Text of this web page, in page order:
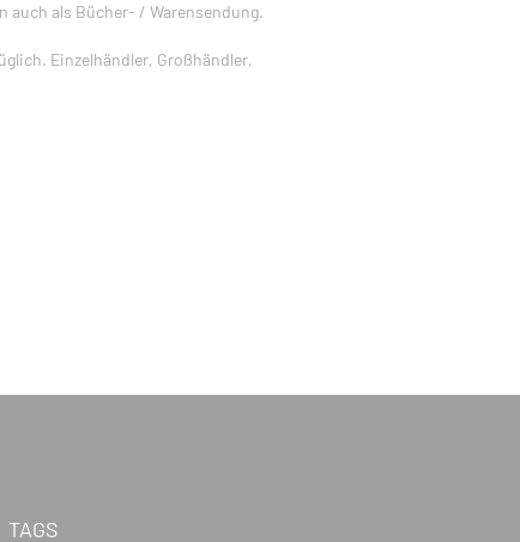
auch als Bücher- / Warensendung.
Einzelhändler, Großhändler,
TAGS